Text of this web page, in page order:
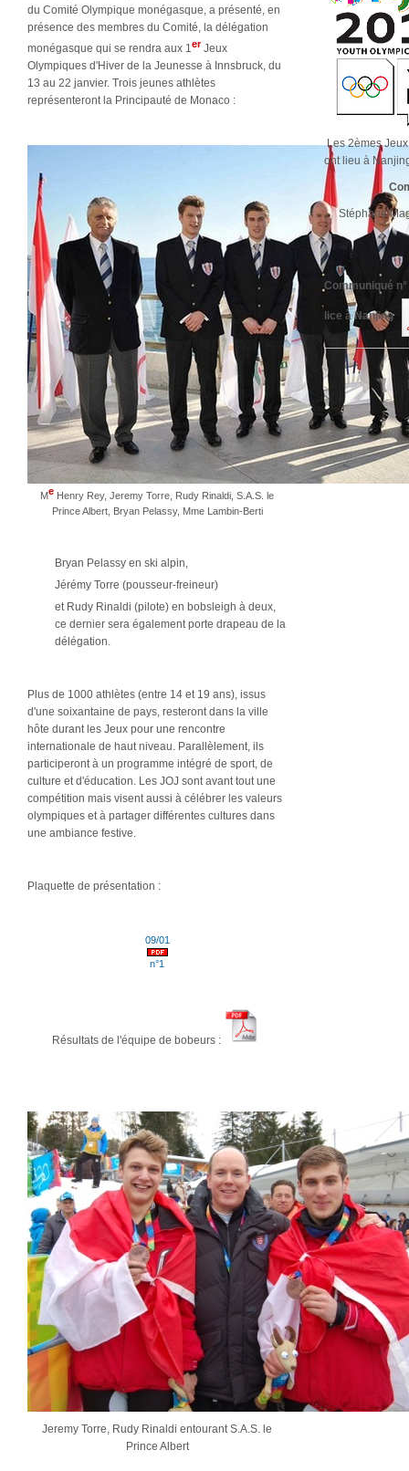
du Comité Olympique monégasque, a présenté, en
présence des membres du Comité, la délégation
monégasque qui se rendra aux 1er Jeux
Olympiques d'Hiver de la Jeunesse à Innsbruck, du
13 au 22 janvier. Trois jeunes athlètes
représenteront la Principauté de Monaco :
Me Henry Rey, Jeremy Torre, Rudy Rinaldi, S.A.S. le
Prince Albert, Bryan Pelassy, Mme Lambin-Berti
Bryan Pelassy en ski alpin,
Jérémy Torre (pousseur-freineur)
et Rudy Rinaldi (pilote) en bobsleigh à deux,
ce dernier sera également porte drapeau de la
délégation.
Plus de 1000 athlètes (entre 14 et 19 ans), issus
d'une soixantaine de pays, resteront dans la ville
hôte durant les Jeux pour une rencontre
internationale de haut niveau. Parallèlement, ils
participeront à un programme intégré de sport, de
culture et d'éducation. Les JOJ sont avant tout une
compétition mais visent aussi à célébrer les valeurs
olympiques et à partager différentes cultures dans
une ambiance festive.
Plaquette de présentation :
09/01
n°1
Résultats de l'équipe de bobeurs :
Jeremy Torre, Rudy Rinaldi entourant S.A.S. le
Prince Albert
Les 2èmes
ont lieu à
Stéphane
Communiqué
lice à Nanjing
.